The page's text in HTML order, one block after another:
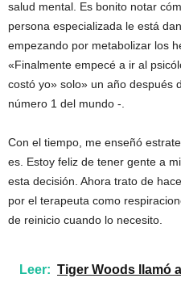
salud mental. Es bonito notar
persona especializada le está
empezando por metabolizar los
«Finalmente empecé a ir al
costó yo» solo» un año después
número 1 del mundo -.
Con el tiempo, me enseñó
es. Estoy feliz de tener gente a
esta decisión. Ahora trato de
por el terapeuta como
de reinicio cuando lo necesito.
Leer: Tiger Woods llamó